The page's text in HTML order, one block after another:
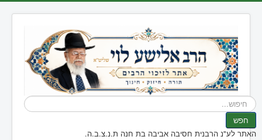
חיפוש...
חפש
האתר לע"נ הרבנית חסיבה אביבה בת חנה ת.נ.צ.ב.ה.